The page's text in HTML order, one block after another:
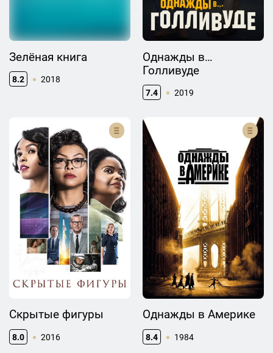
Зелёная книга
8.2 2018
Однажды в…
Голливуде
7.4 2019
Скрытые фигуры
8.0 2016
Однажды в Америке
8.4 1984